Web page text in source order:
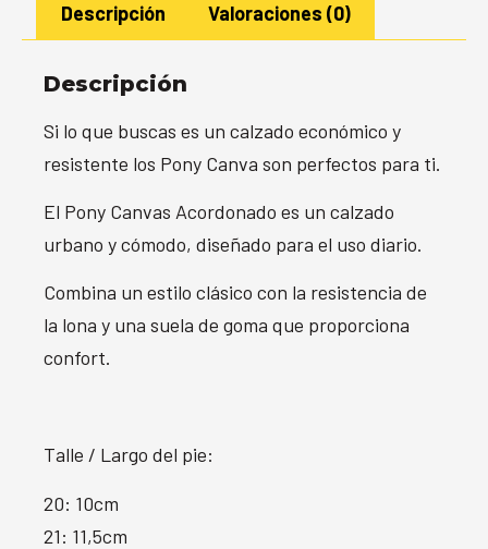
Descripción Valoraciones (0)
Descripción
Si lo que buscas es un calzado económico y
resistente los Pony Canva son perfectos para ti.
El Pony Canvas Acordonado es un calzado
urbano y cómodo, diseñado para el uso diario.
Combina un estilo clásico con la resistencia de
la lona y una suela de goma que proporciona
confort.
Talle / Largo del pie:
20: 10cm
21: 11,5cm